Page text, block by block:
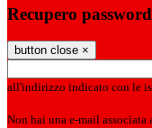
Recupero password
button close ×
all'indirizzo indicato con le
Non hai una e-mail